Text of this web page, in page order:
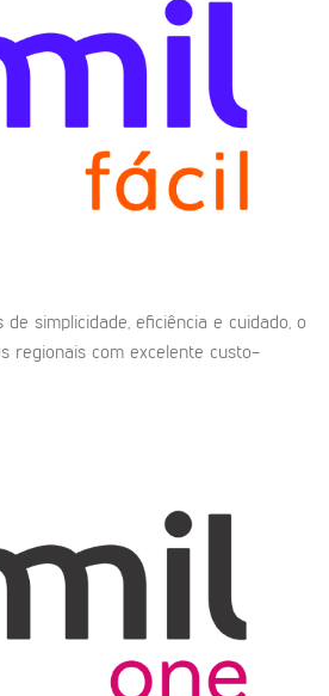
simplicidade, eficiência e cuidado, o
regionais com excelente custo-